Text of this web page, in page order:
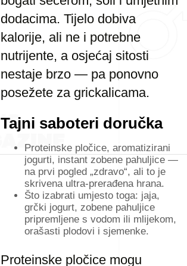
dodacima. Tijelo dobiva
kalorije, ali ne i potrebne
nutrijente, a osjećaj sitosti
nestaje brzo — pa ponovno
posežete za grickalicama.
Tajni saboteri doručka
Proteinske pločice, aromatizirani
jogurti, instant zobene pahuljice —
na prvi pogled „zdravo“, ali to je
skrivena ultra-prerađena hrana.
Što izabrati umjesto toga: jaja,
grčki jogurt, zobene pahuljice
pripremljene s vodom ili mlijekom,
orašasti plodovi i sjemenke.
Proteinske pločice mogu